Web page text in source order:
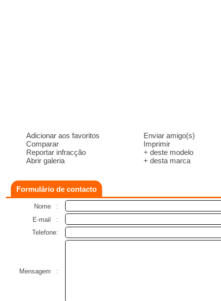
Adicionar aos favoritos
Comparar
Reportar infracção
Abrir galeria
Enviar amigo(s)
Imprimir
+ deste modelo
+ desta marca
Formulário de contacto
Nome
:
E-mail
:
Telefone:
Mensagem :